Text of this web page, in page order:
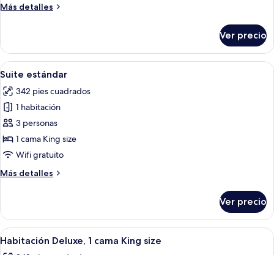
camas
Más detalles
Más
estándar,
camas
Ver precio
Abrir
todas
las
fotos
de
Suite
estándar
8
Suite estándar
342 pies cuadrados
1 habitación
3 personas
1 cama King size
Wifi gratuito
Más detalles
Más
estándar
Ver precio
Abrir
todas
10
Habitación Deluxe, 1 cama King size